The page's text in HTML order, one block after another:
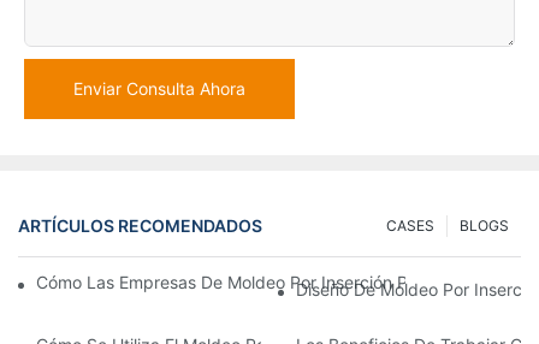
Enviar Consulta Ahora
ARTÍCULOS RECOMENDADOS BLOGS
CASES
Cómo Las Empresas De Moldeo Por Inserción Pueden
Diseño De Moldeo Por